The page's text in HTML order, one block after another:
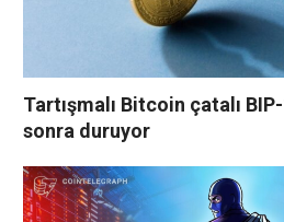
Tartışmalı Bitcoin çatalı
sonra duruyor